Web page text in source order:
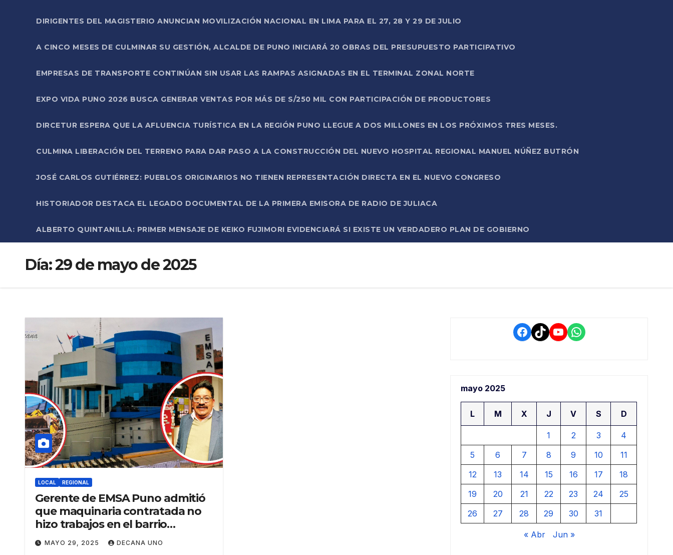
DIRIGENTES DEL MAGISTERIO ANUNCIAN MOVILIZACIÓN NACIONAL EN LIMA PARA EL 27, 28 Y 29 DE JULIO
A CINCO MESES DE CULMINAR SU GESTIÓN, ALCALDE DE PUNO INICIARÁ 20 OBRAS DEL PRESUPUESTO PARTICIPATIVO
EMPRESAS DE TRANSPORTE CONTINÚAN SIN USAR LAS RAMPAS ASIGNADAS EN EL TERMINAL ZONAL NORTE
EXPO VIDA PUNO 2026 BUSCA GENERAR VENTAS POR MÁS DE S/250 MIL CON PARTICIPACIÓN DE PRODUCTORES
DIRCETUR ESPERA QUE LA AFLUENCIA TURÍSTICA EN LA REGIÓN PUNO LLEGUE A DOS MILLONES EN LOS PRÓXIMOS TRES MESES.
CULMINA LIBERACIÓN DEL TERRENO PARA DAR PASO A LA CONSTRUCCIÓN DEL NUEVO HOSPITAL REGIONAL MANUEL NÚÑEZ BUTRÓN
JOSÉ CARLOS GUTIÉRREZ: PUEBLOS ORIGINARIOS NO TIENEN REPRESENTACIÓN DIRECTA EN EL NUEVO CONGRESO
HISTORIADOR DESTACA EL LEGADO DOCUMENTAL DE LA PRIMERA EMISORA DE RADIO DE JULIACA
ALBERTO QUINTANILLA: PRIMER MENSAJE DE KEIKO FUJIMORI EVIDENCIARÁ SI EXISTE UN VERDADERO PLAN DE GOBIERNO
Día:29 de mayo de 2025
LOCAL REGIONAL
Gerente de EMSA Puno admitió
que maquinaria contratada no
hizo trabajos en el barrio
Porteño.
MAYO 29, 2025 DECANA UNO
Facebook
TikTokYouTube
WhatsApp
mayo 2025
L M X J V S D
1 2 3
4
5
6 7 8 9 10
11
12
13 14 15 16 17
18
19
20 21 22 23 24
25
26
27 28 29 30 31
« Abr Jun »